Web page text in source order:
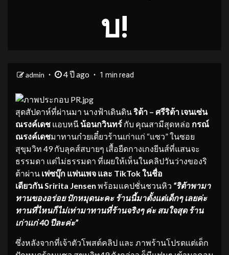
บ!
admin 4 ปี ago 1 min read
สุดสัปดาห์ที่ผ่านมา นางฟ้าเดินดินริต้า – ศรีริต้า เจนเซ่น
ณรงค์เดช แอบหนี น้อนกวินทร์ กับ คุณสามีสุดหล่อ กรณ์
ณรงค์เดชมาทานก๋วยเตี๋ยวร้านเก่าแก่ “แซว” ในซอย
สุขุมวิท 49 กับลุคส์สบายๆ เสื้อยืดกางเกงยีนส์ที่แสนจะ
ธรรมดา แต่ไม่ธรรมดา ที่เผยให้เห็นในคลิปวันว่างของริ
ต้าผ่าน เฟซบุ๊ก แฟนเพจ และ TikTok ในชื่อ
เดียวกัน Sririta Jensen พร้อมแคปชั่นชวนหิว “ริต้าพามา
ทานของอร่อย ปักหมุดนะคะ ร้านนี้มาตั้งเเต่เด็กๆ เลยค่ะ
ทานที่ไหนก็ไม่เท่ามาทานที่ร้านจริงๆ ค่ะ สมใจสุด ร้าน
เก่าเเก่ 40 ปีละค่ะ”
ซึ่งหลังจากที่เจ้าตัวโพสต์คลิป และ ภาพร้านโปรดเเต่เด็ก